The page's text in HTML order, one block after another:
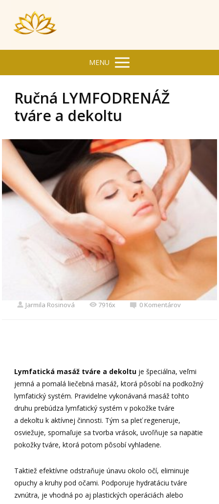
MENU
Ručná LYMFODRENÁŽ
tváre a dekoltu
Jarmila Rosinová 7916x 0 Komentárov
Lymfatická masáž tváre a dekoltu je špeciálna, veľmi
jemná a pomalá liečebná masáž, ktorá pôsobí na podkožný
lymfatický systém. Pravidelne vykonávaná masáž tohto
druhu prebúdza lymfatický systém v pokožke tváre
a dekoltu k aktívnej činnosti. Tým sa pleť regeneruje,
osviežuje, spomaľuje sa tvorba vrások, uvoľňuje sa napätie
pokožky tváre, ktorá potom pôsobí vyhladene.
Taktiež efektívne odstraňuje únavu okolo očí, eliminuje
opuchy a kruhy pod očami. Podporuje hydratáciu tváre
zvnútra, je vhodná po aj plastických operáciách alebo